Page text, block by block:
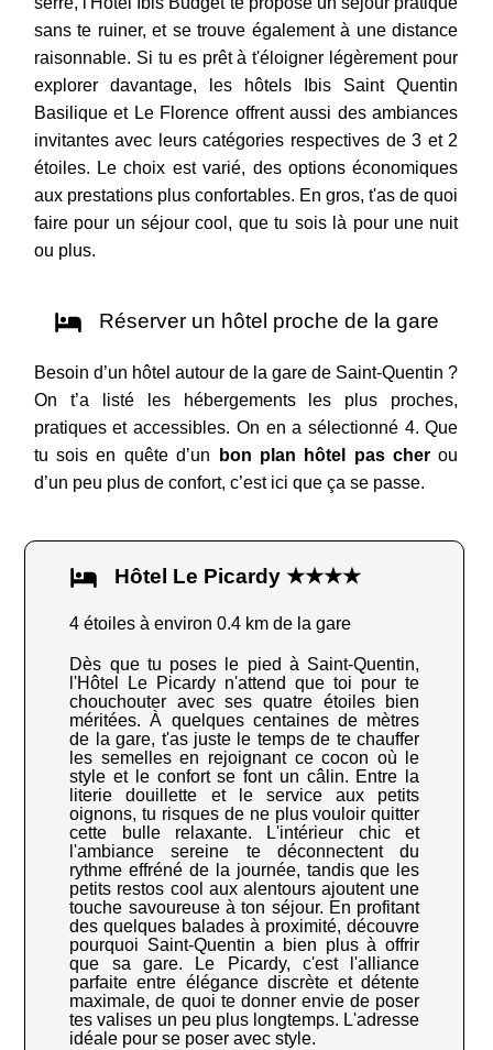
sans te ruiner, et se trouve également à une distance
raisonnable. Si tu es prêt à t'éloigner légèrement pour
explorer davantage, les hôtels Ibis Saint Quentin
Basilique et Le Florence offrent aussi des ambiances
invitantes avec leurs catégories respectives de 3 et 2
étoiles. Le choix est varié, des options économiques
aux prestations plus confortables. En gros, t'as de quoi
faire pour un séjour cool, que tu sois là pour une nuit
ou plus.
Réserver un hôtel proche de la gare
Besoin d’un hôtel autour de la gare de Saint-Quentin ?
On t’a listé les hébergements les plus proches,
pratiques et accessibles. On en a sélectionné 4. Que
tu sois en quête d’un
bon plan hôtel pas cherou
d’un peu plus de confort, c’est ici que ça se passe.
Hôtel Le Picardy ★★★★
4 étoiles à environ 0.4 km de la gare
Dès que tu poses le pied à Saint-Quentin,
l'Hôtel Le Picardy n'attend que toi pour te
chouchouter avec ses quatre étoiles bien
méritées. À quelques centaines de mètres
de la gare, t'as juste le temps de te chauffer
les semelles en rejoignant ce cocon où le
style et le confort se font un câlin. Entre la
literie douillette et le service aux petits
oignons, tu risques de ne plus vouloir quitter
cette bulle relaxante. L'intérieur chic et
l'ambiance sereine te déconnectent du
rythme effréné de la journée, tandis que les
petits restos cool aux alentours ajoutent une
touche savoureuse à ton séjour. En profitant
des quelques balades à proximité, découvre
pourquoi Saint-Quentin a bien plus à offrir
que sa gare. Le Picardy, c'est l'alliance
parfaite entre élégance discrète et détente
maximale, de quoi te donner envie de poser
tes valises un peu plus longtemps. L'adresse
idéale pour se poser avec style.